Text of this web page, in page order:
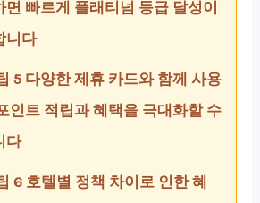
면 빠르게 플래티넘 등급 달성이
니다
5 다양한 제휴 카드와 함께 사용
인트 적립과 혜택을 극대화할 수
다
6 호텔별 정책 차이로 인한 혜